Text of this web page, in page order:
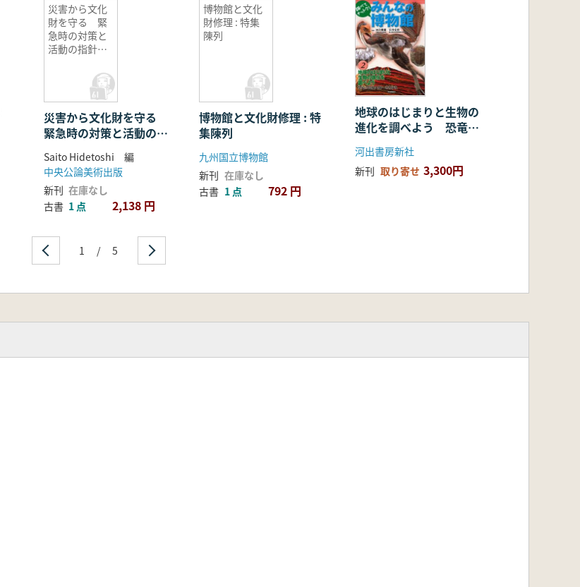
災害から文化
財を守る 緊
急時の対策と
活動の指針
災害から文化財を守る
緊急時の対策と活動の指
針 全文英語版
Saito Hidetoshi 編
中央公論美術出版
新刊 在庫なし
古書 1 点 2,138 円
博物館と文化
財修理 : 特集
陳列
博物館と文化財修理 : 特
集陳列
九州国立博物館
新刊 在庫なし
古書 1 点 792 円
地球のはじまりと生物の
進化を調べよう 恐竜の
出現・人類へのあゆみ
河出書房新社
新刊 取り寄せ 3,300円
1 / 5